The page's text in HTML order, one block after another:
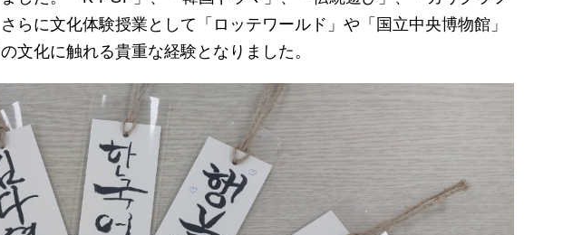
らに文化体験授業として「ロッテワールド」や「国立中央博物館」
文化に触れる貴重な経験となりました。